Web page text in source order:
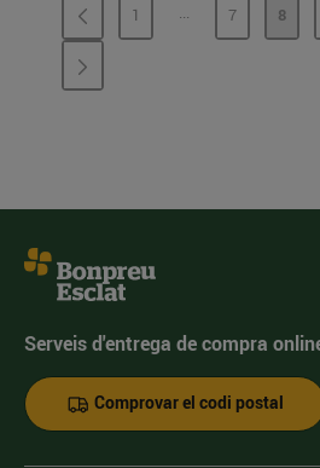
PÀGINA
1 ...PÀGINESPÀGINA
7 8
Serveis d'entrega de compra
Comprovar el codi postal